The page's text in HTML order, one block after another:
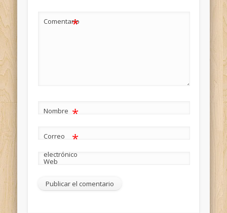
Comentario
*
Nombre *
Correo
electrónico
*
Web